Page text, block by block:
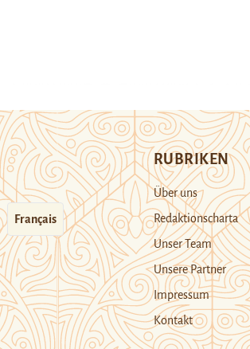
Français
RUBRIKEN
Über uns
Redaktionscharta
Unser Team
Unsere Partner
Impressum
Kontakt